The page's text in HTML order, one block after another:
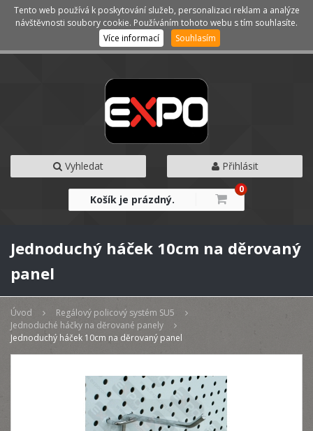
Kategorie Menu
Vyhledat Přihlásit
Košík je prázdný.
0
Jednoduchý háček 10cm na děrovaný
panel
Úvod
Regálový policový systém SU5
Jednoduché háčky na děrované panely
Jednoduchý háček 10cm na děrovaný panel
Tento web používá k poskytování služeb, personalizaci reklam a analýze
návštěvnosti soubory cookie. Používáním tohoto webu s tím souhlasíte.
Více informací
Souhlasím